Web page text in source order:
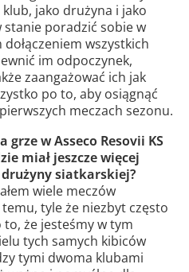
jako drużyna i jako
stanie poradzić sobie w
wszystkich
im odpoczynek,
zaangażować ich jak
po to, aby osiągnąć
meczach sezonu.
grze w Asseco Resovii KS
miał jeszcze więcej
siatkarskiej?
wiele meczów
tyle że niezbyt często
że jesteśmy w tym
tych samych kibiców
tymi dwoma klubami